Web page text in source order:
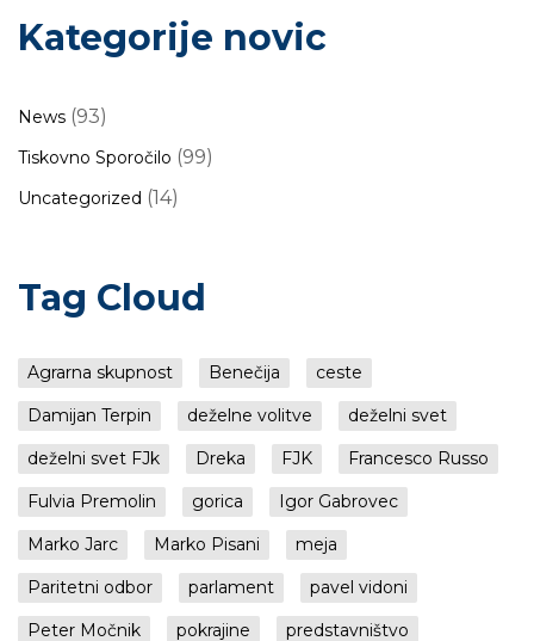
Kategorije novic
News (93)
Tiskovno Sporočilo (99)
Uncategorized (14)
Tag Cloud
Agrarna skupnost Benečija
ceste
Damijan Terpin
deželne volitve
deželni svet
deželni svet FJk
Dreka FJK
Francesco Russo
Fulvia Premolin
gorica
Igor Gabrovec
Marko Jarc
Marko Pisani
meja
Paritetni odbor
parlament
pavel vidoni
Peter Močnik
pokrajine
predstavništvo